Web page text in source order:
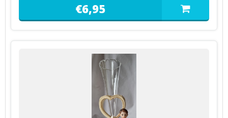
€6,95